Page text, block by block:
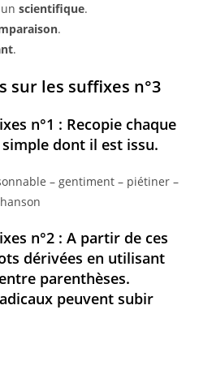
unscientifique.
.
.
sur les suffixes n°3
n°1 : Recopie chaque
dont il est issu.
– gentiment – piétiner –
n°2 : A partir de ces
dérivées en utilisant
parenthèses.
peuvent subir